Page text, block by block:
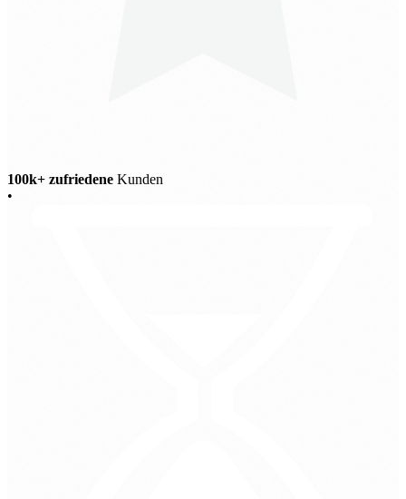
100k+ zufriedene Kunden
•